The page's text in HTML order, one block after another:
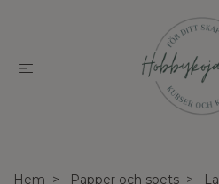
Hem Papper och spets